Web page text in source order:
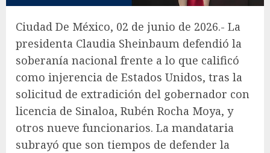
Ciudad De México, 02 de junio de 2026.- La
presidenta Claudia Sheinbaum defendió la
soberanía nacional frente a lo que calificó
como injerencia de Estados Unidos, tras la
solicitud de extradición del gobernador con
licencia de Sinaloa, Rubén Rocha Moya, y
otros nueve funcionarios. La mandataria
subrayó que son tiempos de defender la